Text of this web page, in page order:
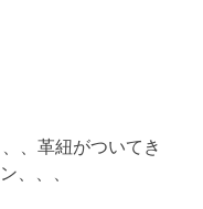
、革紐がついてき
、、、